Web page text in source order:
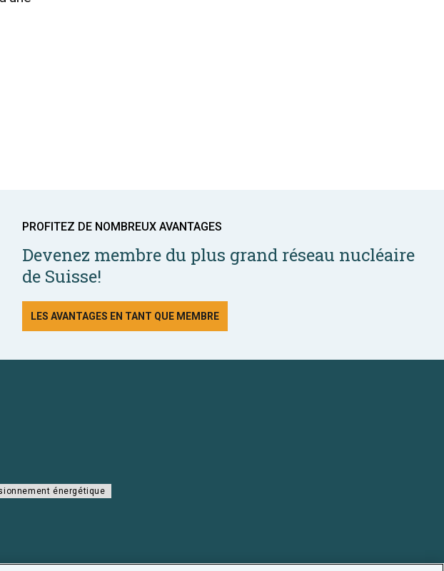
PROFITEZ DE NOMBREUX AVANTAGES
Devenez membre du plus grand réseau nucléaire
de Suisse!
LES AVANTAGES EN TANT QUE MEMBRE
énergétique